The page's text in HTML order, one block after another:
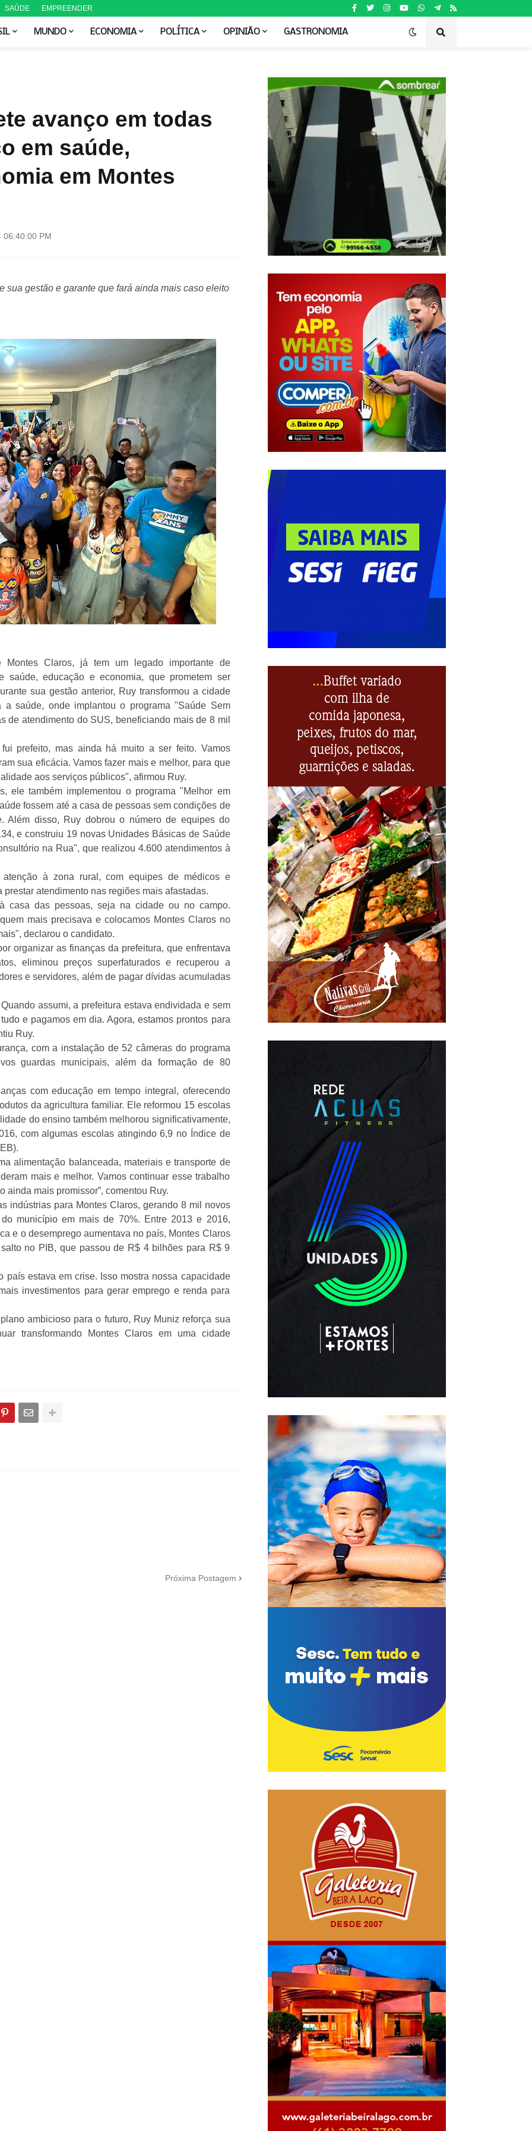
SAÚDE EMPREENDER
MUNDO ECONOMIA POLÍTICA OPINIÃO GASTRONOMIA
avanço em todas
em saúde,
em Montes
06:40:00 PM
sua gestão e garante que fará ainda mais caso eleito
Claros, já tem um legado importante de
saúde, educação e economia, que prometem ser
sua gestão anterior, Ruy transformou a cidade
a saúde, onde implantou o programa "Saúde Sem
de atendimento do SUS, beneficiando mais de 8 mil
prefeito, mas ainda há muito a ser feito. Vamos
sua eficácia. Vamos fazer mais e melhor, para que
aos serviços públicos", afirmou Ruy.
ele também implementou o programa "Melhor em
fossem até a casa de pessoas sem condições de
Além disso, Ruy dobrou o número de equipes do
e construiu 19 novas Unidades Básicas de Saúde
na Rua", que realizou 4.600 atendimentos à
à zona rural, com equipes de médicos e
atendimento nas regiões mais afastadas.
casa das pessoas, seja na cidade ou no campo.
mais precisava e colocamos Montes Claros no
declarou o candidato.
organizar as finanças da prefeitura, que enfrentava
eliminou preços superfaturados e recuperou a
e servidores, além de pagar dívidas acumuladas
assumi, a prefeitura estava endividada e sem
e pagamos em dia. Agora, estamos prontos para
Ruy.
com a instalação de 52 câmeras do programa
guardas municipais, além da formação de 80
com educação em tempo integral, oferecendo
da agricultura familiar. Ele reformou 15 escolas
do ensino também melhorou significativamente,
com algumas escolas atingindo 6,9 no Índice de
alimentação balanceada, materiais e transporte de
mais e melhor. Vamos continuar esse trabalho
ainda mais promissor”, comentou Ruy.
indústrias para Montes Claros, gerando 8 mil novos
município em mais de 70%. Entre 2013 e 2016,
e o desemprego aumentava no país, Montes Claros
no PIB, que passou de R$ 4 bilhões para R$ 9
país estava em crise. Isso mostra nossa capacidade
investimentos para gerar emprego e renda para
ambicioso para o futuro, Ruy Muniz reforça sua
transformando Montes Claros em uma cidade
Próxima Postagem